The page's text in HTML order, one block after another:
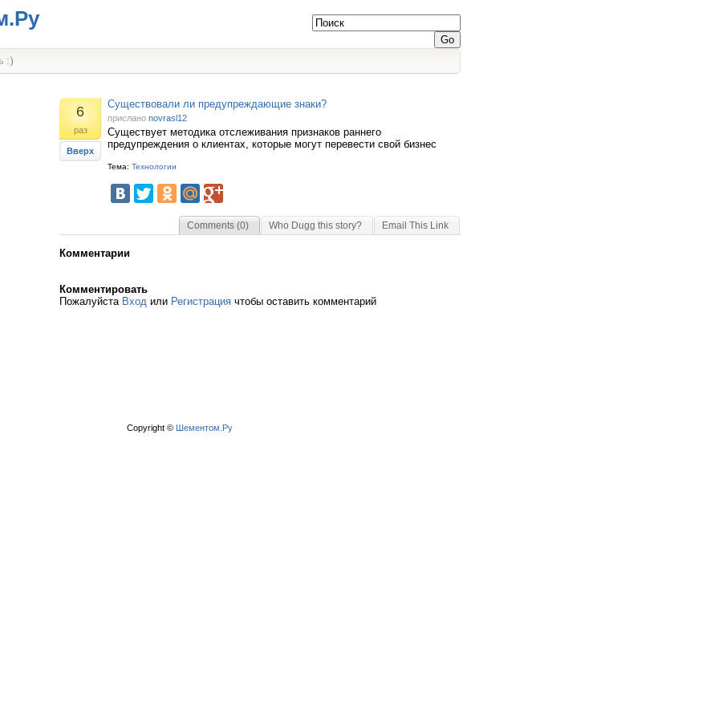
:)
6
раз
Вверх
Существовали ли предупреждающие знаки?
прислано novrasl12
Существует методика отслеживания признаков раннего
предупреждения о клиентах, которые могут перевести свой бизнес
Тема: Технологии
Comments (0) Who Dugg this story? Email This Link
Комментарии
Комментировать
Пожалуйста Вход или Регистрация чтобы оставить комментарий
Copyright © Шементом.Ру